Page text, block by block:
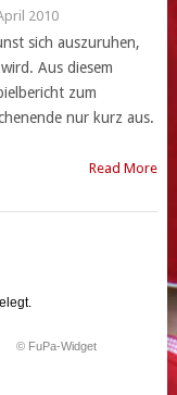
2010
sich auszuruhen,
Aus diesem
zum
nur kurz aus.
Read More